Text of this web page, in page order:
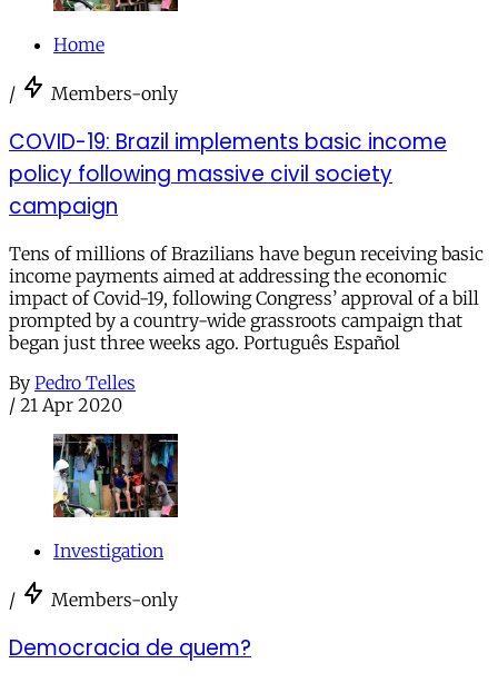
Home
/ Members-only
COVID-19: Brazil implements basic income
policy following massive civil society
campaign
Tens of millions of Brazilians have begun receiving basic
income payments aimed at addressing the economic
impact of Covid-19, following Congress’ approval of a bill
prompted by a country-wide grassroots campaign that
began just three weeks ago. Português Español
By Pedro Telles
/ 21 Apr 2020
Investigation
/ Members-only
Democracia de quem?